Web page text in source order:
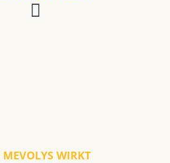
MEVOLYS WIRKT